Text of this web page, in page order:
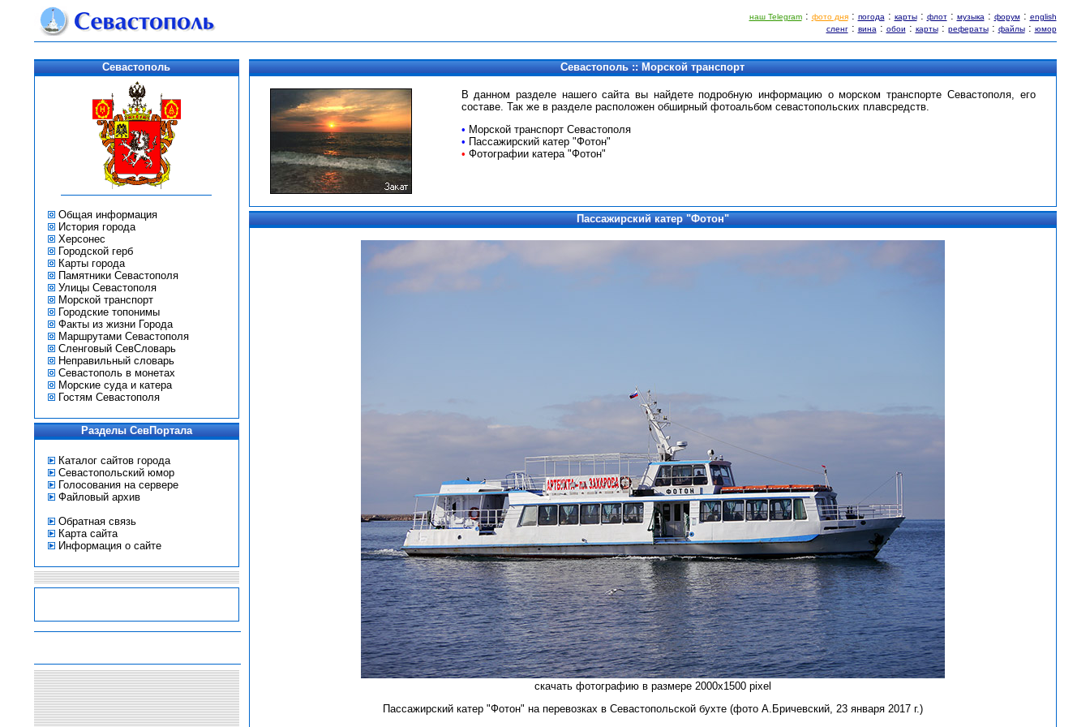
наш Telegram: фото дня: погода: карты: флот: музыка: форум: english
сленг: вина: обои : карты: рефераты: файлы: юмор
Севастополь
Общая информация
История города
Херсонес
Городской герб
Карты города
Памятники Севастополя
Улицы Севастополя
Морской транспорт
Городские топонимы
Факты из жизни Города
Маршрутами Севастополя
Сленговый СевСловарь
Неправильный словарь
Севастополь в монетах
Морские суда и катера
Гостям Севастополя
Разделы СевПортала
Каталог сайтов города
Севастопольский юмор
Голосования на сервере
Файловый архив
Обратная связь
Карта сайта
Информация о сайте
Севастополь :: Морской транспорт
В данном разделе нашего сайта вы найдете подробную информацию о морском транспорте Севастополя, его
составе. Так же в разделе расположен обширный фотоальбом севастопольских плавсредств.
• Морской транспорт Севастополя
• Пассажирский катер "Фотон"
• Фотографии катера "Фотон"
Пассажирский катер "Фотон"
скачать фотографию в размере 2000х1500 pixel
Пассажирский катер "Фотон" на перевозках в Севастопольской бухте (фото А.Бричевский, 23 января 2017 г.)